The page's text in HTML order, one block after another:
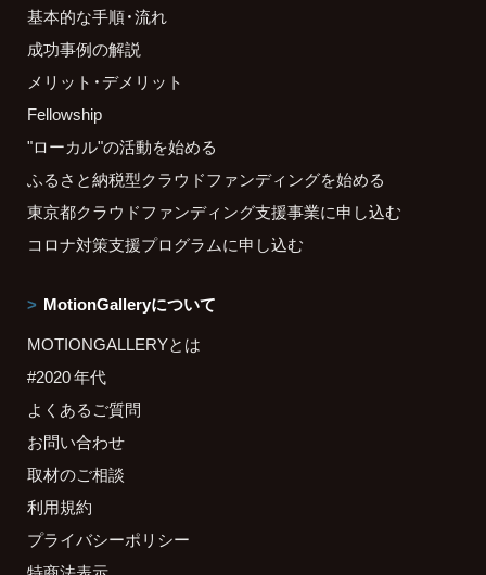
基本的な手順・流れ
成功事例の解説
メリット・デメリット
Fellowship
"ローカル"の活動を始める
ふるさと納税型クラウドファンディングを始める
東京都クラウドファンディング支援事業に申し込む
コロナ対策支援プログラムに申し込む
MotionGalleryについて
MOTIONGALLERYとは
#2020 年代
よくあるご質問
お問い合わせ
取材のご相談
利用規約
プライバシーポリシー